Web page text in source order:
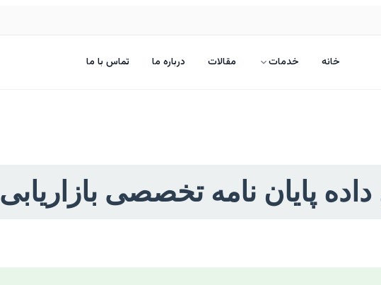
خانه خدمات مقالات درباره ما تماس با ما
داده پایان نامه تخصصی بازاریابی